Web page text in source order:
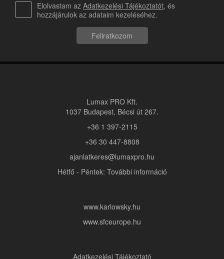
Elolvastam az Adatkezelési Tájékoztatót, és
hozzájárulok az adataim kezeléséhez.
Feliratkozom
Lumax PRO Kft.
1037 Budapest, Bécsi út 267.
+36 1 397-2115
+36 30 447-8808
ajanlatkeres@lumaxpro.hu
Hétfő - Péntek: További információ
www.karlowsky.hu
www.sfceurope.hu
Adatkezelési Tájékoztató